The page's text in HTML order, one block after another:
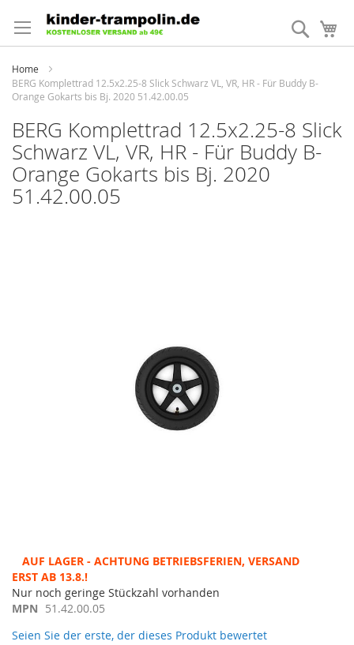
zum
Inhalt
Suche
Home
BERG Komplettrad 12.5x2.25-8 Slick Schwarz VL, VR, HR - Für Buddy B-
Orange Gokarts bis Bj. 2020 51.42.00.05
BERG Komplettrad 12.5x2.25-8 Slick
Schwarz VL, VR, HR - Für Buddy B-
Orange Gokarts bis Bj. 2020
51.42.00.05
Zum
Anfang
der
Bildergalerie
AUF LAGER - ACHTUNG BETRIEBSFERIEN, VERSAND ERST
AB 13.8.!
Nur noch geringe Stückzahl vorhanden
MPN 51.42.00.05
Seien Sie der erste, der dieses Produkt bewertet